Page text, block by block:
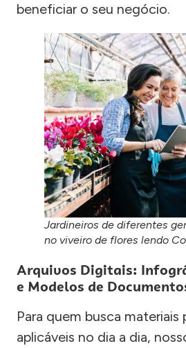
beneficiar o seu negócio.
Jardineiros de diferentes
no viveiro de flores lendo
Arquivos Digitais:
e Modelos de
Para quem busca materiais
aplicáveis no dia a dia,